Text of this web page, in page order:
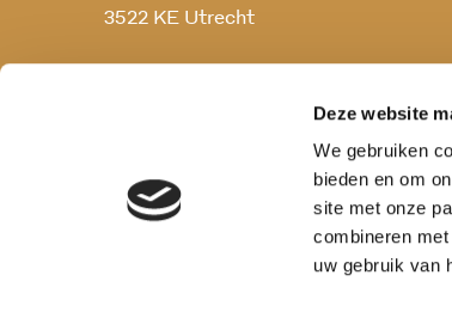
Deze website
We gebruiken
bieden en om
site met onze
combineren
uw gebruik van
3522 KE Utrecht